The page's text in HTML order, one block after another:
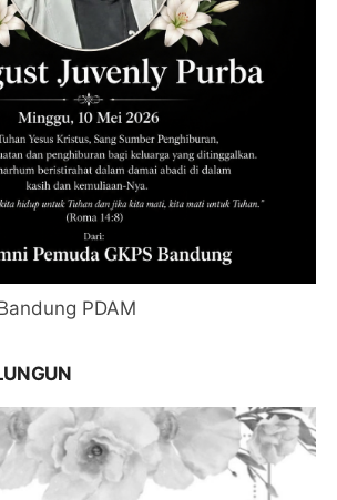
PDAM